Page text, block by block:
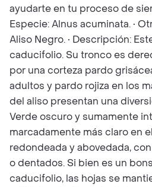
ayudarte en tu proceso de
Especie: Alnus acuminata. •
Aliso Negro. • Descripción:
caducifolio. Su tronco es
por una corteza pardo
adultos y pardo rojiza en los
del aliso presentan una
Verde oscuro y sumamente
marcadamente más claro en
redondeada y abovedada,
o dentados. Si bien es un
caducifolio, las hojas se